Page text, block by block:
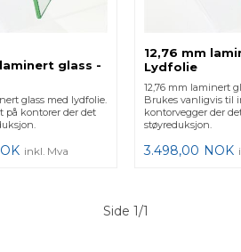
glass -
glass med lydfolie.
på kontorer der det
inkl. Mva
12,76 mm
Lydfolie
12,76 mm laminert
Brukes vanligvis til
kontorvegger der
støyreduksjon.
3.498,00 NOK
Side 1/1